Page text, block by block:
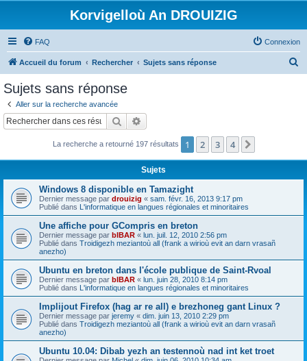
Korvigelloù An DROUIZIG
FAQ Connexion
Accueil du forum Rechercher Sujets sans réponse
c
Sujets sans réponse
Aller sur la recherche avancée
Rechercher
La recherche a retourné 197 résultats 1 2 3 4
Sujets
Windows 8 disponible en Tamazight
Dernier message par drouizig « sam. févr. 16, 2013 9:17 pm
Publié dans L'informatique en langues régionales et minoritaires
Une affiche pour GCompris en breton
Dernier message par bIBAR « lun. juil. 12, 2010 2:56 pm
Publié dans Troidigezh meziantoù all (frank a wirioù evit an darn vrasañ
anezho)
Ubuntu en breton dans l'école publique de Saint-Rvoal
Dernier message par bIBAR « lun. juin 28, 2010 8:14 pm
Publié dans L'informatique en langues régionales et minoritaires
Implijout Firefox (hag ar re all) e brezhoneg gant Linux ?
Dernier message par jeremy « dim. juin 13, 2010 2:29 pm
Publié dans Troidigezh meziantoù all (frank a wirioù evit an darn vrasañ
anezho)
Ubuntu 10.04: Dibab yezh an testennoù nad int ket troet